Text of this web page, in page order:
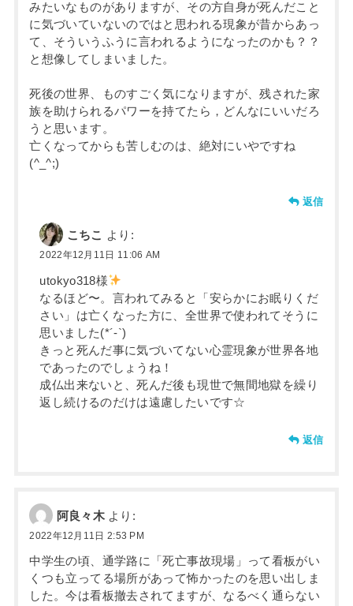
みたいなものがありますが、その方自身が死んだこと
に気づいていないのではと思われる現象が昔からあっ
て、そういうふうに言われるようになったのかも？？
と想像してしまいました。
死後の世界、ものすごく気になりますが、残された家
族を助けられるパワーを持てたら，どんなにいいだろ
うと思います。
亡くなってからも苦しむのは、絶対にいやですね
(^_^;)
返信
こちこ より:
2022年12月11日 11:06 AM
utokyo318様
なるほど〜。言われてみると「安らかにお眠りくだ
さい」は亡くなった方に、全世界で使われてそうに
思いました(*´-`)
きっと死んだ事に気づいてない心霊現象が世界各地
であったのでしょうね！
成仏出来ないと、死んだ後も現世で無間地獄を繰り
返し続けるのだけは遠慮したいです☆
返信
阿良々木 より:
2022年12月11日 2:53 PM
中学生の頃、通学路に「死亡事故現場」って看板がい
くつも立ってる場所があって怖かったのを思い出しま
した。今は看板撤去されてますが、なるべく通らない